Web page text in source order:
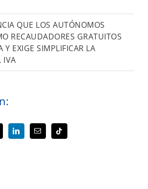
QUE LOS AUTÓNOMOS
RECAUDADORES GRATUITOS
Y EXIGE SIMPLIFICAR LA
IVA